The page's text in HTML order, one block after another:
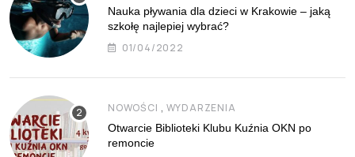
Nauka pływania dla dzieci w Krakowie – jaką
szkołę najlepiej wybrać?
01/04/2022
NOWOŚCI , WYDARZENIA
Otwarcie Biblioteki Klubu Kuźnia OKN po
remoncie